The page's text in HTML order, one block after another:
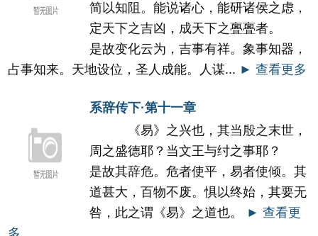
简以知阻。能说诸心，能研诸侯之虑，
定天下之吉凶，成天下之亹亹者。
是故变化云为，吉事有祥。象事知器，
占事知来。天地设位，圣人成能。人谋... ► 查看更多
系辞传下·第十一章
《易》之兴也，其当殷之末世，
周之盛德耶？当文王与纣之事耶？
是故其辞危。危者使平，易者使倾。其
道甚大，百物不废。惧以终始，其要无
咎，此之谓《易》之道也。
► 查看更
多